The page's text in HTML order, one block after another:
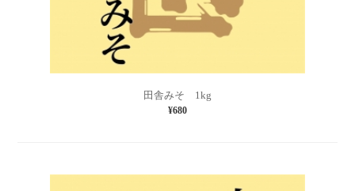
田舎みそ 1kg
¥680